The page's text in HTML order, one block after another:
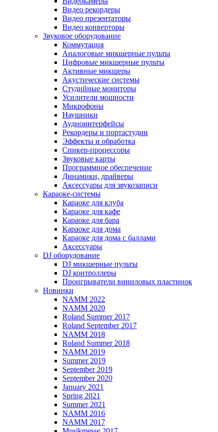
Видео рекордеры
Видео презентаторы
Видео конверторы
Звуковое оборудование
Коммутация
Аналоговые микшерные пульты
Цифровые микшерные пульты
Активные микшеры
Акустические системы
Студийные мониторы
Усилители мощности
Микрофоны
Наушники
Аудиоинтерфейсы
Рекордеры и портастудии
Эффекты и обработка
Спикер-процессоры
Звуковые карты
Программное обеспечение
Динамики, драйверы
Аксессуары для звукозаписи
Караоке-системы
Караоке для клуба
Караоке для кафе
Караоке для бара
Караоке для дома
Караоке для дома с баллами
Аксессуары
DJ оборудование
DJ микшерные пульты
DJ контроллеры
Проигрыватели виниловых пластинок
Новинки
NAMM 2022
NAMM 2020
Roland Summer 2017
Roland September 2017
NAMM 2018
Roland Summer 2018
NAMM 2019
Summer 2019
September 2019
September 2020
January 2021
Spring 2021
Summer 2021
NAMM 2016
NAMM 2017